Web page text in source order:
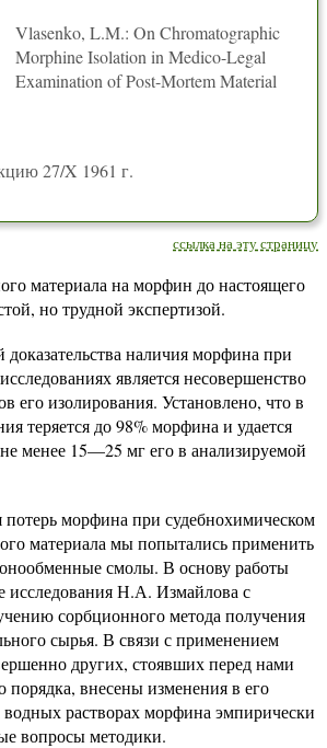
Vlasenko, L.M.: On Chromatographic
Morphine Isolation in Medico-Legal
Examination of Post-Mortem Material
27/X 1961 г.
ссылка на эту страницу
материала на морфин до настоящего
но трудной экспертизой.
наличия морфина при
является несовершенство
его изолирования. Установлено, что в
теряется до 98% морфина и удается
менее 15—25 мг его в анализируемой
морфина при судебнохимическом
материала мы попытались применить
смолы. В основу работы
исследования Н.А. Измайлова с
сорбционного метода получения
сырья. В связи с применением
других, стоявших перед нами
порядка, внесены изменения в его
водных растворах морфина эмпирически
вопросы методики.